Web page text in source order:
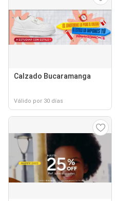
Calzado Bucaramanga
Válido por 30 días